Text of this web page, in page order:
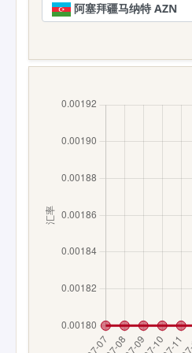
阿塞拜疆马纳特 AZN